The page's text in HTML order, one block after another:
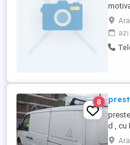
azi
8
d , cu